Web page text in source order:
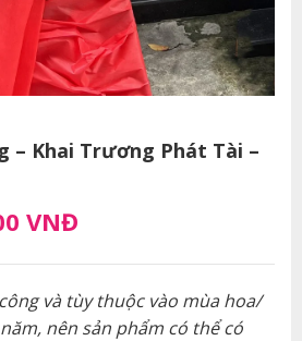
– Khai Trương Phát Tài –
VNĐ
và tùy thuộc vào mùa hoa/
nên sản phẩm có thể có